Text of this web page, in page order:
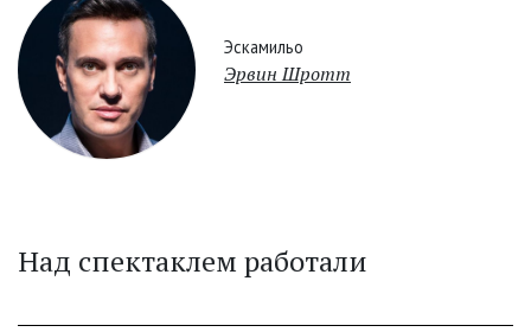
Эскамильо
Эрвин Шротт
Над спектаклем работали